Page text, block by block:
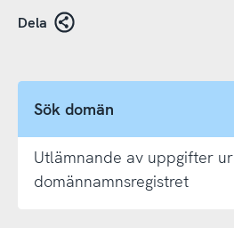
Dela
Sök domän
Utlämnande av uppgifter ur
domännamnsregistret